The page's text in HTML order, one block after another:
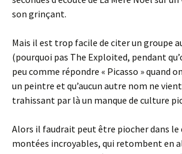
son grinçant.
Mais il est trop facile de citer un groupe
(pourquoi pas The Exploited, pendant
peu comme répondre « Picasso » quand
un peintre et qu’aucun autre nom ne
trahissant par là un manque de culture
Alors il faudrait peut être piocher dans le
montées incroyables, qui retombent en